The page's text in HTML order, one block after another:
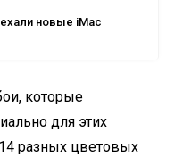
новые iMac
которые
для этих
разных цветовых